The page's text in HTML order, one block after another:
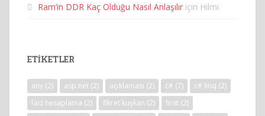
Ram’in DDR Kaç Olduğu Nasıl Anlaşılır için Hilmi
ETIKETLER
any (2) asp.net (2) açıklaması (2) c# (7) c# linq (2)
faiz hesaplama (2) fikret kuşkan (2) first (2)